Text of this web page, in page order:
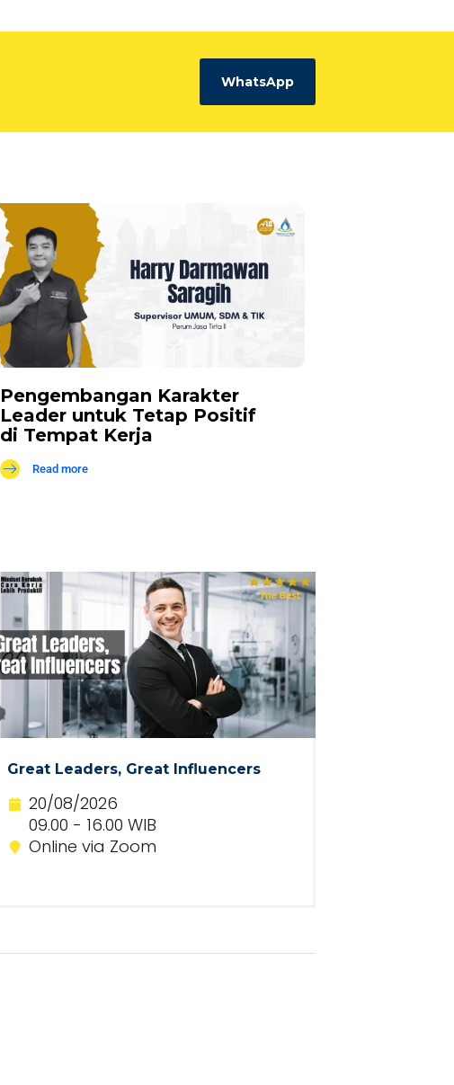
WhatsApp
Pengembangan Karakter
Leader untuk Tetap Positif
di Tempat Kerja
Read more
Great Leaders, Great Influencers
20/08/2026
09.00 - 16.00 WIB
Online via Zoom